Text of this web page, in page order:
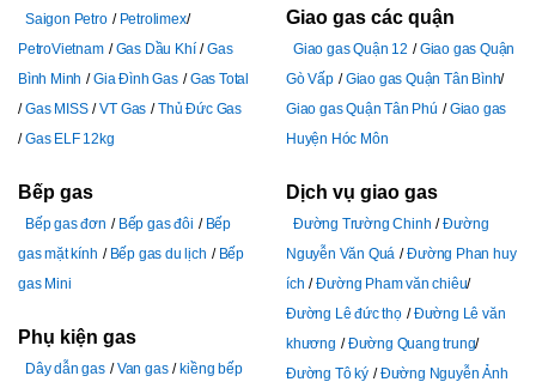
Saigon Petro
Petrolimex
PetroVietnam
Gas Dầu Khí
Gas
Bình Minh
Gia Đình Gas
Gas Total
Gas MISS
VT Gas
Thủ Đức Gas
Gas ELF 12kg
Bếp gas
Bếp gas đơn Bếp gas đôi
Bếp
gas mặt kính
Bếp gas du lịch
Bếp
gas Mini
Phụ kiện gas
Dây dẫn gas Van gas
kiềng bếp
Giao gas các quận
Giao gas Quận 12
Giao gas Quận
Gò Vấp
Giao gas Quận Tân Bình
Giao gas Quận Tân Phú
Giao gas
Huyện Hóc Môn
Dịch vụ giao gas
Đường Trường Chinh
Đường
Nguyễn Văn Quá
Đường Phan huy
ích
Đường Pham văn chiêu
Đường Lê đức thọ
Đường Lê văn
khương
Đường Quang trung
Đường Tô ký
Đường Nguyễn Ảnh